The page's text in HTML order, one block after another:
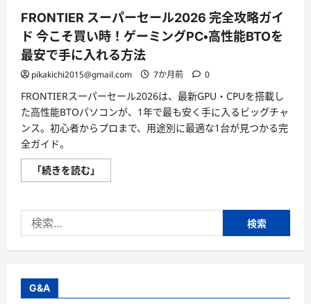
FRONTIER スーパーセール2026 完全攻略ガイ
ド 今こそ買い時！ゲーミングPC・高性能BTOを
最安で手に入れる方法
pikakichi2015@gmail.com 7か月前 0
FRONTIERスーパーセール2026は、最新GPU・CPUを搭載し
た高性能BTOパソコンが、1年で最も安く手に入るビッグチャ
ンス。初心者からプロまで、用途別に最適な1台が見つかる完
全ガイド。
「続きを読む」
ス
ー
ル
2026
ガ
索:
G&A